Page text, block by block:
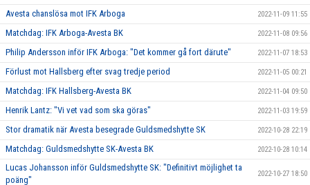
Avesta chanslösa mot IFK Arboga 2022-11-09 11:55
Matchdag: IFK Arboga-Avesta BK 2022-11-08 09:56
Philip Andersson inför IFK Arboga: "Det kommer gå fort därute" 2022-11-07 18:53
Förlust mot Hallsberg efter svag tredje period 2022-11-05 00:21
Matchdag: IFK Hallsberg-Avesta BK 2022-11-04 09:50
Henrik Lantz: "Vi vet vad som ska göras" 2022-11-03 19:59
Stor dramatik när Avesta besegrade Guldsmedshytte SK 2022-10-28 22:19
Matchdag: Guldsmedshytte SK-Avesta BK 2022-10-28 10:14
Lucas Johansson inför Guldsmedshytte SK: "Definitivt möjlighet ta
poäng"
2022-10-27 18:50